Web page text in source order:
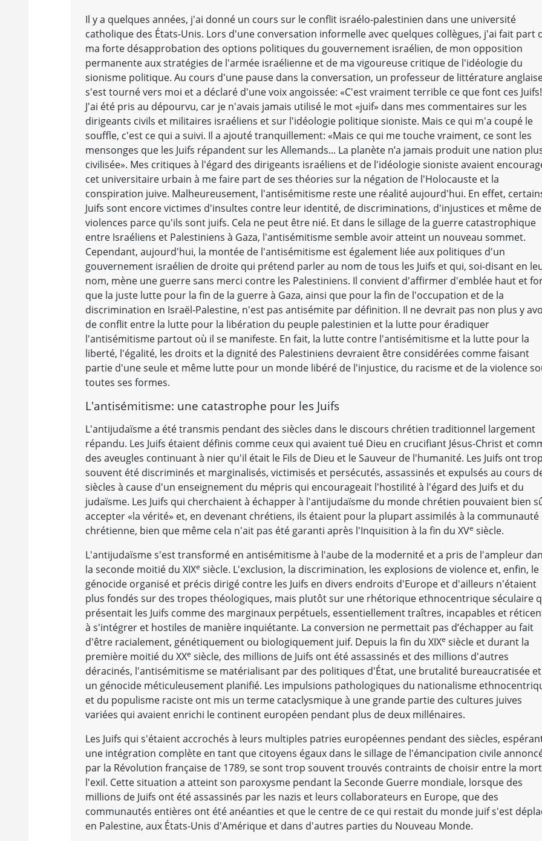
Il y a quelques années, j'ai donné un cours sur le conflit israélo-palestinien dans une université
catholique des États-Unis. Lors d'une conversation informelle avec quelques collègues, j'ai fait part
ma forte désapprobation des options politiques du gouvernement israélien, de mon opposition
permanente aux stratégies de l'armée israélienne et de ma vigoureuse critique de l'idéologie du
sionisme politique. Au cours d'une pause dans la conversation, un professeur de littérature
s'est tourné vers moi et a déclaré d'une voix angoissée: «C'est vraiment terrible ce que font ces Juifs!
J'ai été pris au dépourvu, car je n'avais jamais utilisé le mot «juif» dans mes commentaires sur les
dirigeants civils et militaires israéliens et sur l'idéologie politique sioniste. Mais ce qui m'a coupé le
souffle, c'est ce qui a suivi. Il a ajouté tranquillement: «Mais ce qui me touche vraiment, ce sont les
mensonges que les Juifs répandent sur les Allemands... La planète n’a jamais produit une nation
civilisée». Mes critiques à l'égard des dirigeants israéliens et de l'idéologie sioniste avaient
cet universitaire urbain à me faire part de ses théories sur la négation de l'Holocauste et la
conspiration juive. Malheureusement, l'antisémitisme reste une réalité aujourd'hui. En effet,
Juifs sont encore victimes d'insultes contre leur identité, de discriminations, d'injustices et même de
violences parce qu'ils sont juifs. Cela ne peut être nié. Et dans le sillage de la guerre catastrophique
entre Israéliens et Palestiniens à Gaza, l'antisémitisme semble avoir atteint un nouveau sommet.
Cependant, aujourd'hui, la montée de l'antisémitisme est également liée aux politiques d'un
gouvernement israélien de droite qui prétend parler au nom de tous les Juifs et qui, soi-disant en
nom, mène une guerre sans merci contre les Palestiniens. Il convient d'affirmer d'emblée haut et
que la juste lutte pour la fin de la guerre à Gaza, ainsi que pour la fin de l'occupation et de la
discrimination en Israël-Palestine, n'est pas antisémite par définition. Il ne devrait pas non plus y
de conflit entre la lutte pour la libération du peuple palestinien et la lutte pour éradiquer
l'antisémitisme partout où il se manifeste. En fait, la lutte contre l'antisémitisme et la lutte pour la
liberté, l'égalité, les droits et la dignité des Palestiniens devraient être considérées comme faisant
partie d'une seule et même lutte pour un monde libéré de l'injustice, du racisme et de la violence
toutes ses formes.
L'antisémitisme: une catastrophe pour les Juifs
L'antijudaïsme a été transmis pendant des siècles dans le discours chrétien traditionnel largement
répandu. Les Juifs étaient définis comme ceux qui avaient tué Dieu en crucifiant Jésus-Christ et
des aveugles continuant à nier qu'il était le Fils de Dieu et le Sauveur de l'humanité. Les Juifs ont trop
souvent été discriminés et marginalisés, victimisés et persécutés, assassinés et expulsés au cours
siècles à cause d'un enseignement du mépris qui encourageait l'hostilité à l'égard des Juifs et du
judaïsme. Les Juifs qui cherchaient à échapper à l'antijudaïsme du monde chrétien pouvaient bien
accepter «la vérité» et, en devenant chrétiens, ils étaient pour la plupart assimilés à la communauté
chrétienne, bien que même cela n'ait pas été garanti après l'Inquisition à la fin du XVe siècle.
L'antijudaïsme s'est transformé en antisémitisme à l'aube de la modernité et a pris de l'ampleur
la seconde moitié du XIXe siècle. L'exclusion, la discrimination, les explosions de violence et, enfin, le
génocide organisé et précis dirigé contre les Juifs en divers endroits d'Europe et d'ailleurs n'étaient
plus fondés sur des tropes théologiques, mais plutôt sur une rhétorique ethnocentrique séculaire
présentait les Juifs comme des marginaux perpétuels, essentiellement traîtres, incapables et
à s'intégrer et hostiles de manière inquiétante. La conversion ne permettait pas d’échapper au fait
d'être racialement, génétiquement ou biologiquement juif. Depuis la fin du XIXe siècle et durant la
première moitié du XXe siècle, des millions de Juifs ont été assassinés et des millions d'autres
déracinés, l'antisémitisme se matérialisant par des politiques d'État, une brutalité bureaucratisée et
un génocide méticuleusement planifié. Les impulsions pathologiques du nationalisme
et du populisme raciste ont mis un terme cataclysmique à une grande partie des cultures juives
variées qui avaient enrichi le continent européen pendant plus de deux millénaires.
Les Juifs qui s'étaient accrochés à leurs multiples patries européennes pendant des siècles,
une intégration complète en tant que citoyens égaux dans le sillage de l'émancipation civile
par la Révolution française de 1789, se sont trop souvent trouvés contraints de choisir entre la
l'exil. Cette situation a atteint son paroxysme pendant la Seconde Guerre mondiale, lorsque des
millions de Juifs ont été assassinés par les nazis et leurs collaborateurs en Europe, que des
communautés entières ont été anéanties et que le centre de ce qui restait du monde juif s'est
en Palestine, aux États-Unis d'Amérique et dans d'autres parties du Nouveau Monde.